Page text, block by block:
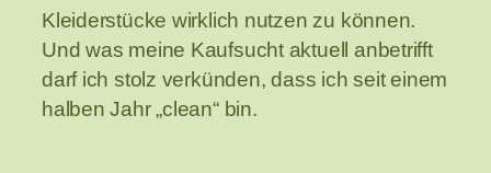
Kleiderstücke wirklich nutzen zu können.
Und was meine Kaufsucht aktuell anbetrifft
darf ich stolz verkünden, dass ich seit einem
halben Jahr „clean“ bin.